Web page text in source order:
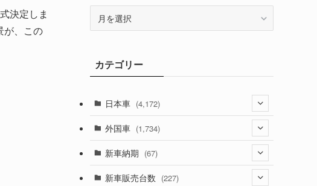
決定しま
が、この
ブカテゴリー
日本車 (4,172)
(1,321)
(329)
(525)
外国車 (1,734)
(188)
新車納期 (67)
(28)
新車販売台数 (227)